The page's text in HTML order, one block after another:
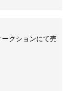
クションにて売